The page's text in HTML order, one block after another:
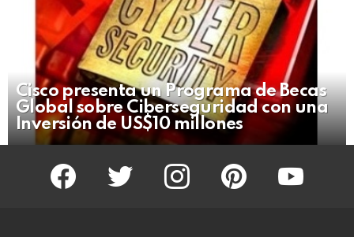
Cisco presenta un Programa de Becas
Global sobre Ciberseguridad con una
Inversión de US$10 millones
facebook twitter instagram pinterest youtube